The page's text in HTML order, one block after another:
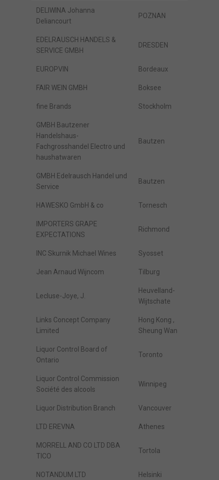
DELIWINA Johanna
Deliancourt
POZNAN
EDELRAUSCH HANDELS &
SERVICE GMBH
DRESDEN
EUROPVIN Bordeaux
FAIR WEIN GMBH Boksee
fine Brands Stockholm
GMBH Bautzener
Handelshaus-
Fachgrosshandel Electro und
haushatwaren
Bautzen
GMBH Edelrausch Handel und
Service
Bautzen
HAWESKO GmbH & co Tornesch
IMPORTERS GRAPE
EXPECTATIONS
Richmond
INC Skurnik Michael Wines Syosset
Jean Arnaud Wijncom Tilburg
Lecluse-Joye, J.
Heuvelland-
Wijtschate
Links Concept Company
Limited
Hong Kong ,
Sheung Wan
Liquor Control Board of
Ontario
Toronto
Liquor Control Commission
Société des alcools
Winnipeg
Liquor Distribution Branch Vancouver
LTD EREVNA Athenes
MORRELL AND CO LTD DBA
TICO
Tortola
NOTANDUM LTD Helsinki